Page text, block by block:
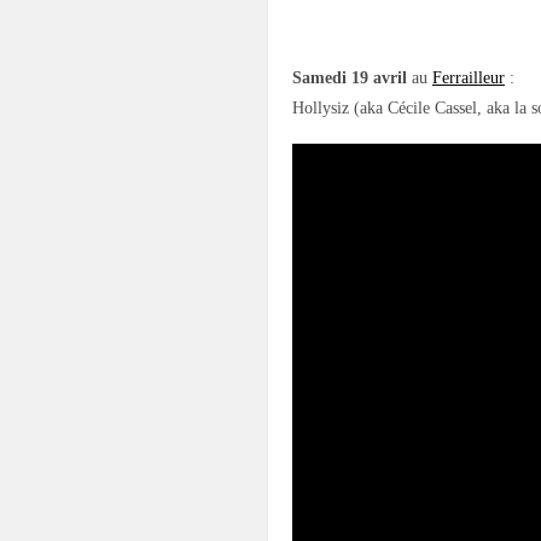
Samedi 19 avril au Ferrailleur :
Hollysiz (aka Cécile Cassel, aka la